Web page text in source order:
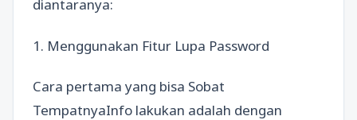
diantaranya:
1. Menggunakan Fitur Lupa Password
Cara pertama yang bisa Sobat
TempatnyaInfo lakukan adalah dengan